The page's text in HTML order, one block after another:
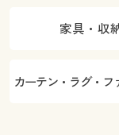
家具・収
カーテン・ラグ・フ